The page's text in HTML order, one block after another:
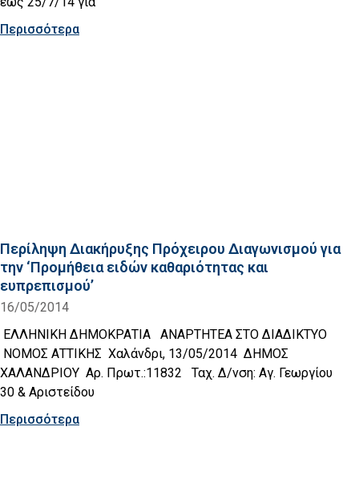
Περισσότερα
Περίληψη Διακήρυξης Πρόχειρου Διαγωνισμού για
την ‘Προμήθεια ειδών καθαριότητας και
ευπρεπισμού’
16/05/2014
ΕΛΛΗΝΙΚΗ ΔΗΜΟΚΡΑΤΙΑ ΑΝΑΡΤΗΤΕΑ ΣΤΟ ΔΙΑΔΙΚΤΥΟ
ΝΟΜΟΣ ΑΤΤΙΚΗΣ Χαλάνδρι, 13/05/2014 ΔΗΜΟΣ
ΧΑΛΑΝΔΡΙΟΥ Αρ. Πρωτ.:11832 Ταχ. Δ/νση: Αγ. Γεωργίου
30 & Αριστείδου
Περισσότερα